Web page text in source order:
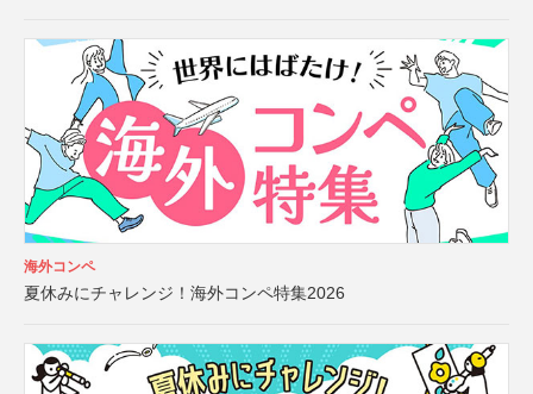
海外コンペ
夏休みにチャレンジ！海外コンペ特集2026